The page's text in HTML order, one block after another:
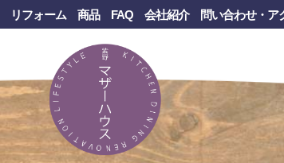
リフォーム 商品 FAQ 会社紹介 問い合わせ・ア